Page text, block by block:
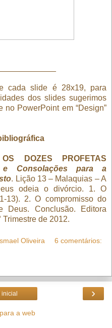
cada slide é 28x19, para
dos slides sugerimos
PowerPoint em “Design”
OS DOZES PROFETAS
e Consolações para a
. Lição 13 – Malaquias – A
odeia o divórcio. 1. O
13). 2. O compromisso do
Deus. Conclusão. Editora
de 2012.
Oliveira 6 comentários:
›
inicial
a web